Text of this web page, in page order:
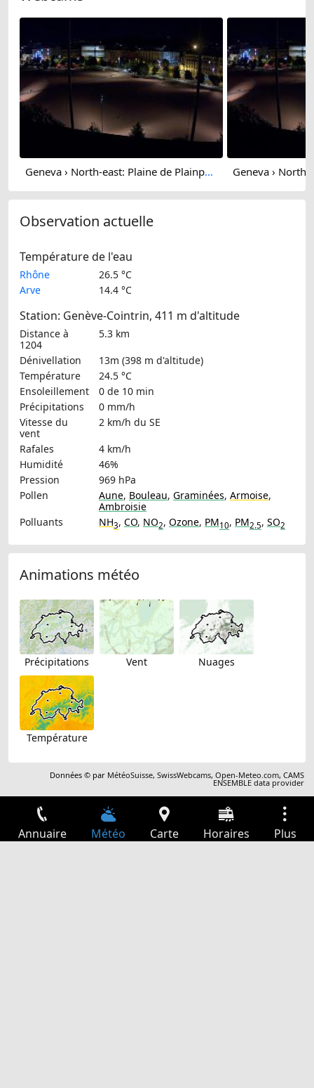
Geneva › North-east: Plaine de Plainpalais
Observation actuelle
Température de l'eau
Rhône
26.5 °C
Arve
14.4 °C
Station: Genève-Cointrin, 411 m d'altitude
Distance à
1204
5.3 km
Dénivellation
13m (398 m d'altitude)
Température
24.5 °C
Ensoleillement
0 de 10 min
Précipitations
0 mm/h
Vitesse du
vent
2 km/h du SE
Rafales
4 km/h
Humidité
46%
Pression
969 hPa
Pollen
Aune, Bouleau, Graminées, Armoise,
Ambroisie
Polluants
NH3, CO, NO2, Ozone, PM10, PM2.5, SO2
Animations météo
Précipitations Vent Nuages
Température
Données © par MétéoSuisse,SwissWebcams,Open-Meteo.com,CAMS
ENSEMBLE data provider
Annuaire Météo Carte Horaires Plus